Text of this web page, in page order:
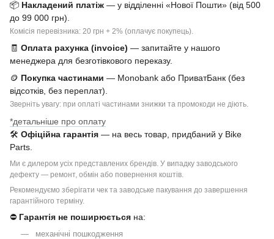
📦 Накладений платіж — у відділенні «Нової Пошти» (від 500
до 99 000 грн).
Комісія перевізника: 20 грн + 2% (оплачує покупець).
🧾 Оплата рахунка (invoice) — запитайте у нашого
менеджера для безготівкового переказу.
🪙 Покупка частинами — Monobank або ПриватБанк (без
відсотків, без переплат).
Зверніть увагу: при оплаті частинами знижки та промокоди не діють.
*детальніше про оплату
🛠 Офіційна гарантія — на весь товар, придбаний у Bike
Parts.
Ми є дилером усіх представлених брендів. У випадку заводського
дефекту — ремонт, обмін або повернення коштів.
Рекомендуємо зберігати чек та заводське пакування до завершення
гарантійного терміну.
⛔ Гарантія не поширюється на:
механічні пошкодження